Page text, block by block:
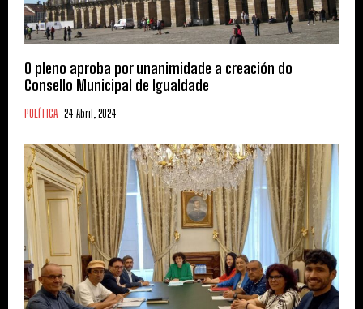
O pleno aproba por unanimidade a creación do
Consello Municipal de Igualdade
POLÍTICA 24 Abril, 2024